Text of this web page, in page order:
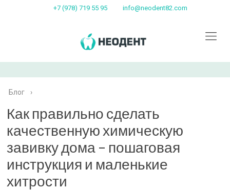
+7 (978) 719 55 95 info@neodent82.com
Блог ›
Как правильно сделать
качественную химическую
завивку дома – пошаговая
инструкция и маленькие
хитрости